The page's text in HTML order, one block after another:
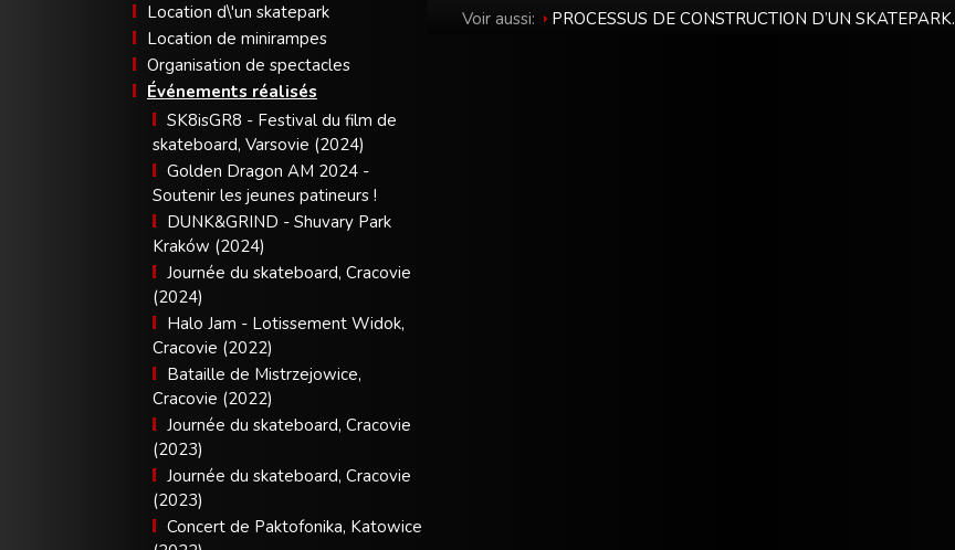
Location d\'un skatepark
Location de minirampes
Organisation de spectacles
Événements réalisés
SK8isGR8 - Festival du film de
skateboard, Varsovie (2024)
Golden Dragon AM 2024 -
Soutenir les jeunes patineurs !
DUNK&GRIND - Shuvary Park
Kraków (2024)
Journée du skateboard, Cracovie
(2024)
Halo Jam - Lotissement Widok,
Cracovie (2022)
Bataille de Mistrzejowice,
Cracovie (2022)
Journée du skateboard, Cracovie
(2023)
Journée du skateboard, Cracovie
(2023)
Concert de Paktofonika, Katowice
Voir aussi: PROCESSUS DE CONSTRUCTION D’UN SKATEPARK.